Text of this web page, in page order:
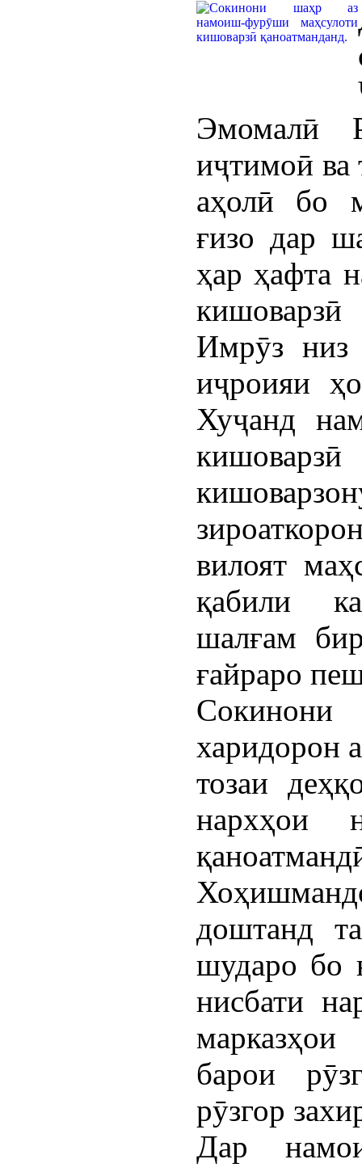
Эмомалӣ
иҷтимоӣ
аҳолӣ бо
ғизо дар
ҳар ҳафта
кишоварзӣ
Имрӯз низ
иҷроияи
Хуҷанд
вилоят
қабили
шалғам
ғайраро
харидорон
тозаи
нархҳои
доштанд
шударо бо
нисбати
барои
рӯзгор
Дар